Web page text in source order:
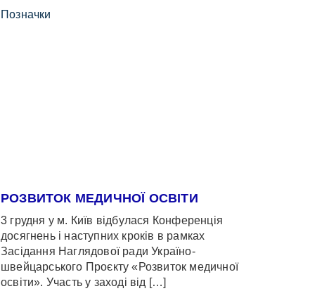
Позначки
РОЗВИТОК МЕДИЧНОЇ ОСВІТИ
3 грудня у м. Київ відбулася Конференція
досягнень і наступних кроків в рамках
Засідання Наглядової ради Україно-
швейцарського Проєкту «Розвиток медичної
освіти». Участь у заході від […]